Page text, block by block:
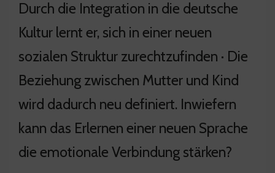
Durch die Integration in die deutsche
Kultur lernt er, sich in einer neuen
sozialen Struktur zurechtzufinden · Die
Beziehung zwischen Mutter und Kind
wird dadurch neu definiert. Inwiefern
kann das Erlernen einer neuen Sprache
die emotionale Verbindung stärken?